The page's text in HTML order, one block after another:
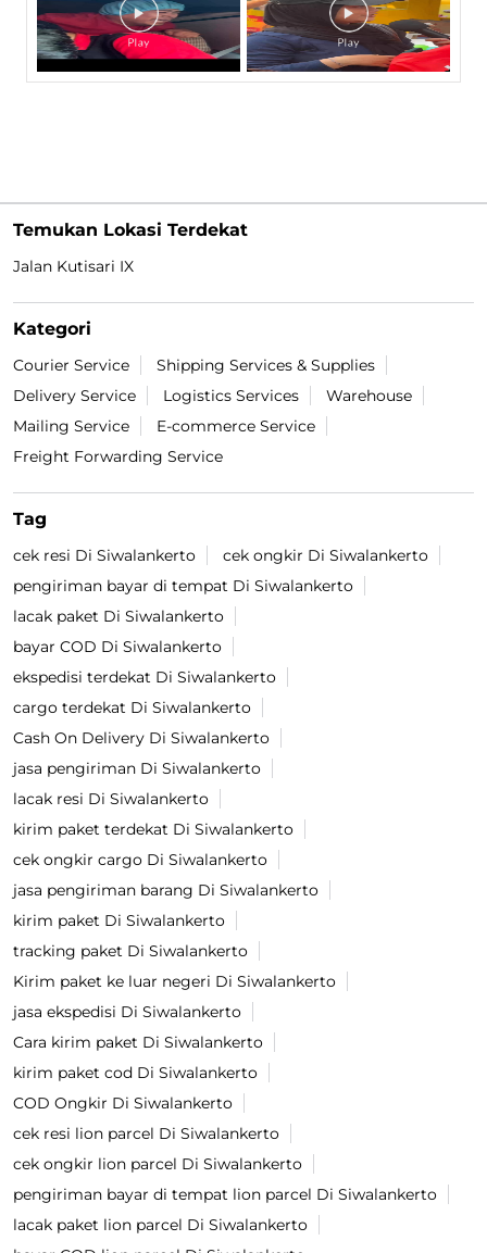
Temukan Lokasi Terdekat
Jalan Kutisari IX
Kategori
Courier Service
Shipping Services & Supplies
Delivery Service
Logistics Services
Warehouse
Mailing Service
E-commerce Service
Freight Forwarding Service
Tag
cek resi Di Siwalankerto
cek ongkir Di Siwalankerto
pengiriman bayar di tempat Di Siwalankerto
lacak paket Di Siwalankerto
bayar COD Di Siwalankerto
ekspedisi terdekat Di Siwalankerto
cargo terdekat Di Siwalankerto
Cash On Delivery Di Siwalankerto
jasa pengiriman Di Siwalankerto
lacak resi Di Siwalankerto
kirim paket terdekat Di Siwalankerto
cek ongkir cargo Di Siwalankerto
jasa pengiriman barang Di Siwalankerto
kirim paket Di Siwalankerto
tracking paket Di Siwalankerto
Kirim paket ke luar negeri Di Siwalankerto
jasa ekspedisi Di Siwalankerto
Cara kirim paket Di Siwalankerto
kirim paket cod Di Siwalankerto
COD Ongkir Di Siwalankerto
cek resi lion parcel Di Siwalankerto
cek ongkir lion parcel Di Siwalankerto
pengiriman bayar di tempat lion parcel Di Siwalankerto
lacak paket lion parcel Di Siwalankerto